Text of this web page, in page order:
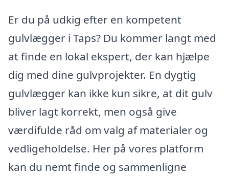
Er du på udkig efter en kompetent
gulvlægger i Taps? Du kommer langt med
at finde en lokal ekspert, der kan hjælpe
dig med dine gulvprojekter. En dygtig
gulvlægger kan ikke kun sikre, at dit gulv
bliver lagt korrekt, men også give
værdifulde råd om valg af materialer og
vedligeholdelse. Her på vores platform
kan du nemt finde og sammenligne